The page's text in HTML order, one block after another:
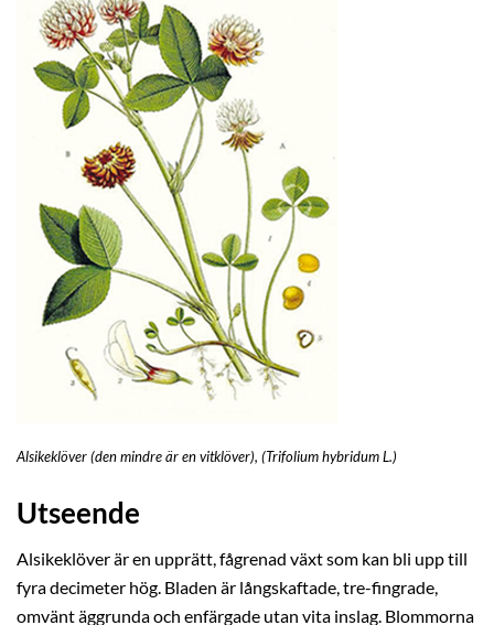
Alsikeklöver (den mindre är en vitklöver), (Trifolium hybridum L.)
Utseende
Alsikeklöver är en upprätt, fågrenad växt som kan bli upp till
fyra decimeter hög. Bladen är långskaftade, tre-fingrade,
omvänt äggrunda och enfärgade utan vita inslag. Blommorna